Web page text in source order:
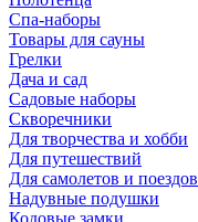
Спа-наборы
Товары для сауны
Грелки
Дача и сад
Садовые наборы
Скворечники
Для творчества и хобби
Для путешествий
Для самолетов и поездов
Надувные подушки
Кодовые замки